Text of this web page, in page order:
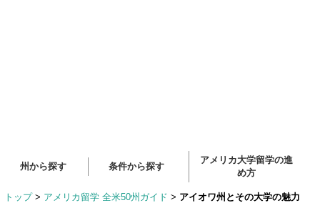
州から探す 条件から探す
アメリカ大学留学の進
め方
トップ > アメリカ留学 全米50州ガイド > アイオワ州とその大学の魅力